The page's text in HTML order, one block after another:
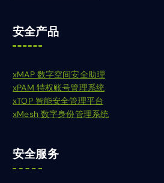
安全产品
xMAP 数字空间安全助理
xPAM 特权账号管理系统
xTOP 智能安全管理平台
xMesh 数字身份管理系统
安全服务